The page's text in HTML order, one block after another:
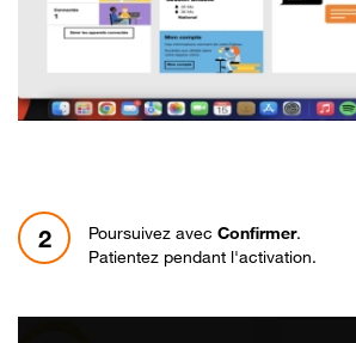
2 Poursuivez avec Confirmer.
Patientez pendant l'activation.